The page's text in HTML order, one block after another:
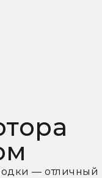
— отличный